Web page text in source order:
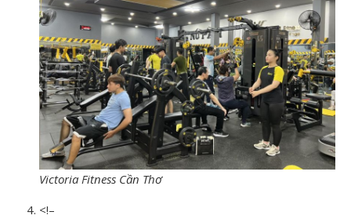
Victoria Fitness Cần Thơ
<!–